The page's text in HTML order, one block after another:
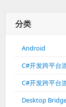
分类
Android
C#开发跨平台
C#开发跨平台
Desktop